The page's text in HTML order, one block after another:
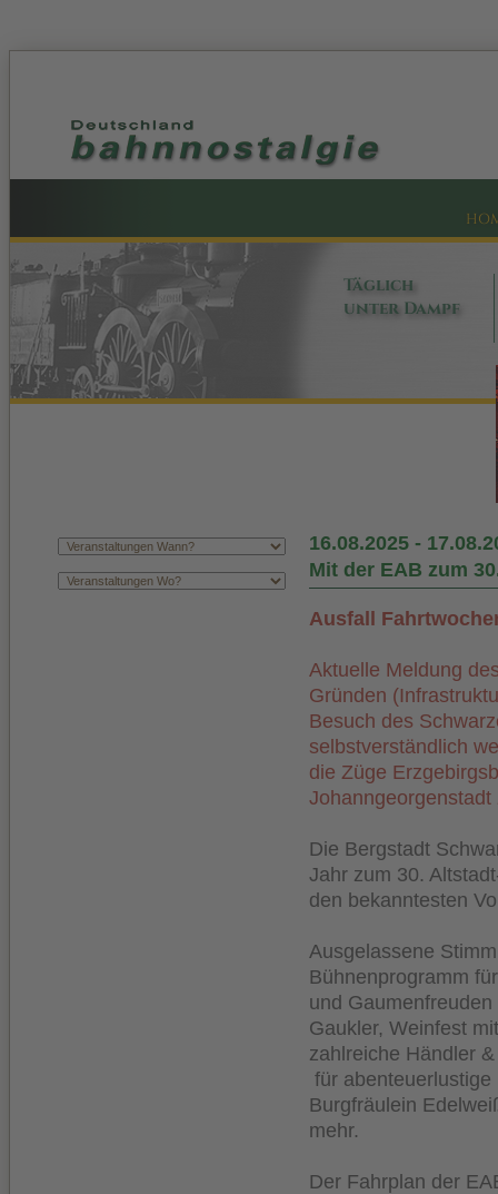
Täglich
unter Dampf
16.08.2025 -
Mit der EAB zum
Ausfall
Aktuelle Meldung
Gründen
Besuch des
selbstverständlich
die Züge
Johanngeorgenstadt
Die Bergstadt
Jahr zum 30.
den bekanntesten
Ausgelassene
Bühnenprogramm
und
Gaukler, Weinfest
zahlreiche Händler
für
Burgfräulein
mehr.
Der Fahrplan der